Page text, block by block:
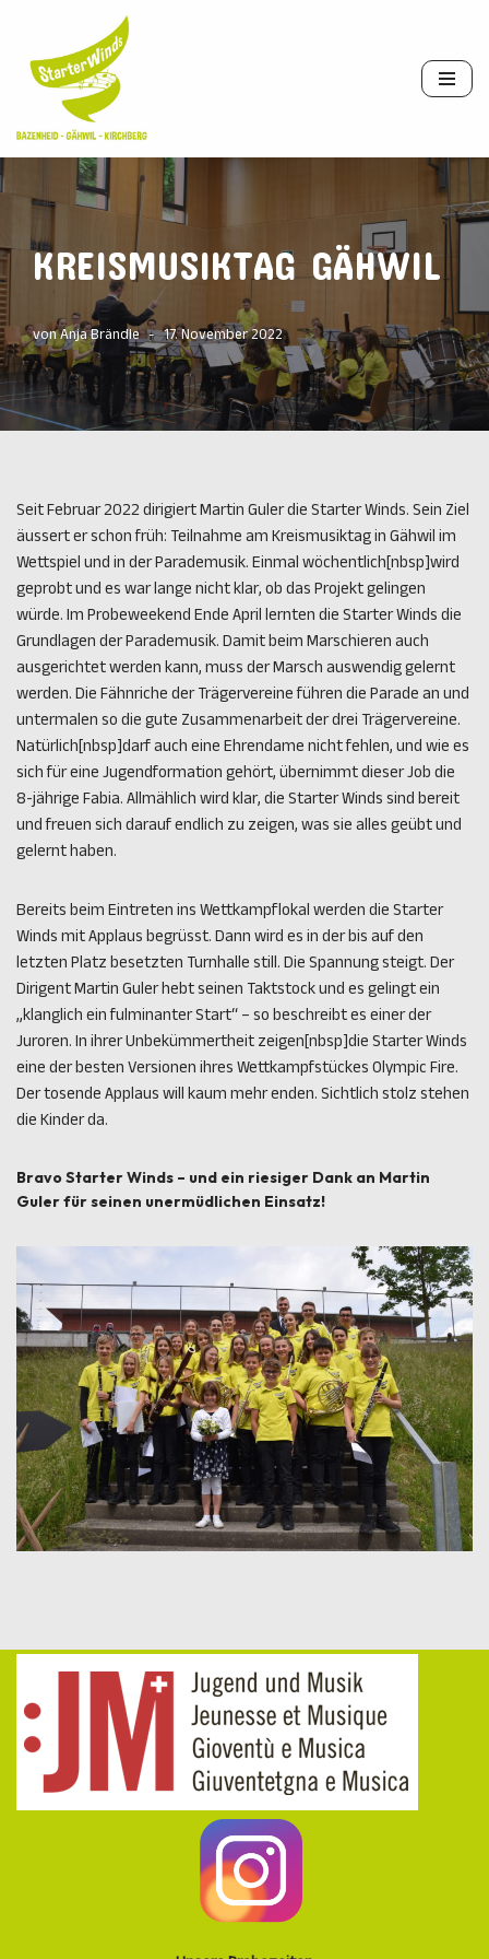
Zum
Inhalt
springen
KREISMUSIKTAG GÄHWIL
vonAnja Brändle 17. November 2022
Seit Februar 2022 dirigiert Martin Guler die Starter Winds. Sein Ziel
äussert er schon früh: Teilnahme am Kreismusiktag in Gähwil im
Wettspiel und in der Parademusik. Einmal wöchentlich[nbsp]wird
geprobt und es war lange nicht klar, ob das Projekt gelingen
würde. Im Probeweekend Ende April lernten die Starter Winds die
Grundlagen der Parademusik. Damit beim Marschieren auch
ausgerichtet werden kann, muss der Marsch auswendig gelernt
werden. Die Fähnriche der Trägervereine führen die Parade an und
untermalen so die gute Zusammenarbeit der drei Trägervereine.
Natürlich[nbsp]darf auch eine Ehrendame nicht fehlen, und wie es
sich für eine Jugendformation gehört, übernimmt dieser Job die
8-jährige Fabia. Allmählich wird klar, die Starter Winds sind bereit
und freuen sich darauf endlich zu zeigen, was sie alles geübt und
gelernt haben.
Bereits beim Eintreten ins Wettkampflokal werden die Starter
Winds mit Applaus begrüsst. Dann wird es in der bis auf den
letzten Platz besetzten Turnhalle still. Die Spannung steigt. Der
Dirigent Martin Guler hebt seinen Taktstock und es gelingt ein
„klanglich ein fulminanter Start“ – so beschreibt es einer der
Juroren. In ihrer Unbekümmertheit zeigen[nbsp]die Starter Winds
eine der besten Versionen ihres Wettkampfstückes Olympic Fire.
Der tosende Applaus will kaum mehr enden. Sichtlich stolz stehen
die Kinder da.
Bravo Starter Winds – und ein riesiger Dank an Martin
Guler für seinen unermüdlichen Einsatz!